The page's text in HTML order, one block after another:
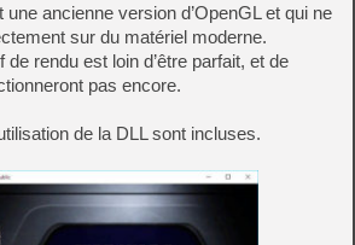
ancienne version d’OpenGL et qui ne
sur du matériel moderne.
rendu est loin d’être parfait, et de
pas encore.
de la DLL sont incluses.